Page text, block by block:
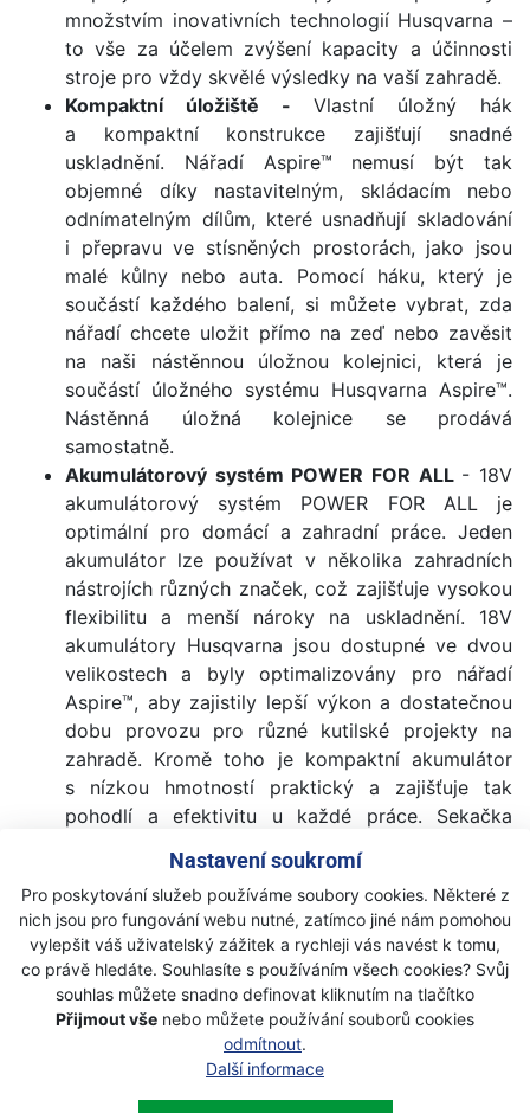
Nastavení soukromí
Pro poskytování služeb používáme soubory cookies. Některé z
nich jsou pro fungování webu nutné, zatímco jiné nám pomohou
vylepšit váš uživatelský zážitek a rychleji vás navést k tomu,
co právě hledáte. Souhlasíte s používáním všech cookies? Svůj
souhlas můžete snadno definovat kliknutím na tlačítko
Přijmout vše nebo můžete používání souborů cookies
odmítnout.
Další informace
množstvím inovativních technologií Husqvarna –
to vše za účelem zvýšení kapacity a účinnosti
stroje pro vždy skvělé výsledky na vaší zahradě.
Kompaktní úložiště - Vlastní úložný hák
a kompaktní konstrukce zajišťují snadné
uskladnění. Nářadí Aspire™ nemusí být tak
objemné díky nastavitelným, skládacím nebo
odnímatelným dílům, které usnadňují skladování
i přepravu ve stísněných prostorách, jako jsou
malé kůlny nebo auta. Pomocí háku, který je
součástí každého balení, si můžete vybrat, zda
nářadí chcete uložit přímo na zeď nebo zavěsit
na naši nástěnnou úložnou kolejnici, která je
součástí úložného systému Husqvarna Aspire™.
Nástěnná úložná kolejnice se prodává
samostatně.
Akumulátorový systém POWER FOR ALL - 18V
akumulátorový systém POWER FOR ALL je
optimální pro domácí a zahradní práce. Jeden
akumulátor lze používat v několika zahradních
nástrojích různých značek, což zajišťuje vysokou
flexibilitu a menší nároky na uskladnění. 18V
akumulátory Husqvarna jsou dostupné ve dvou
velikostech a byly optimalizovány pro nářadí
Aspire™, aby zajistily lepší výkon a dostatečnou
dobu provozu pro různé kutilské projekty na
zahradě. Kromě toho je kompaktní akumulátor
s nízkou hmotností praktický a zajišťuje tak
pohodlí a efektivitu u každé práce. Sekačka
POWER FOR ALL ALLIANCE a je napájena
vestavěným akumulátorem.
Nízká hladina hluku- Nízká hlučnost umožňuje
pracovat delší dobu, ráno i večer, aniž byste rušili
sousedy.
Husqvarna Connect- Pomocí inteligentní
aplikace Husqvarna Connect budete mít snadný
přístup k tipům, příručkám a doporučením
náhradních dílů. Prostřednictvím Bluetooth